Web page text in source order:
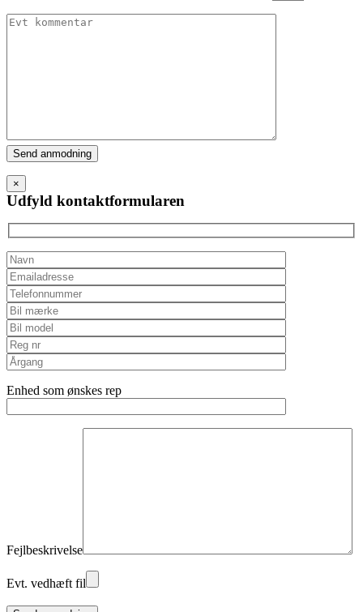
Please
leave
this
field
empty.
×
Udfyld kontaktformularen
Enhed som ønskes rep
Fejlbeskrivelse
Evt. vedhæft fil